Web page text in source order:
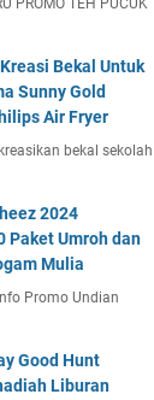
PROMO TEH PUCUK
Bekal Untuk
Sunny Gold
Air Fryer
bekal sekolah
2024
Paket Umroh dan
Mulia
Promo Undian
Good Hunt
Liburan